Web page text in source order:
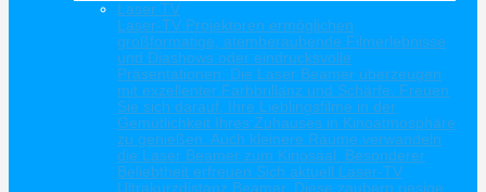
Laser TV
Laser-TV Projektoren ermöglichen
großformatige, atemberaubende Filmerlebnisse
und Diashows oder eindrucksvolle
Präsentationen. Die Laser Beamer überzeugen
mit exzellenter Farbbrillanz und Schärfe. Freuen
Sie sich darauf, Ihre Lieblingsfilme in der
Gemütlichkeit Ihres Zuhauses in Kinoatmosphäre
zu genießen. Auch kleinere Räume verwandeln
die Laser Beamer zum Kinosaal. Besonderer
Beliebtheit erfreuen Sich aktuell Laser-TV
Ultrakurzdistanz Beamer. Diese zaubern riesige